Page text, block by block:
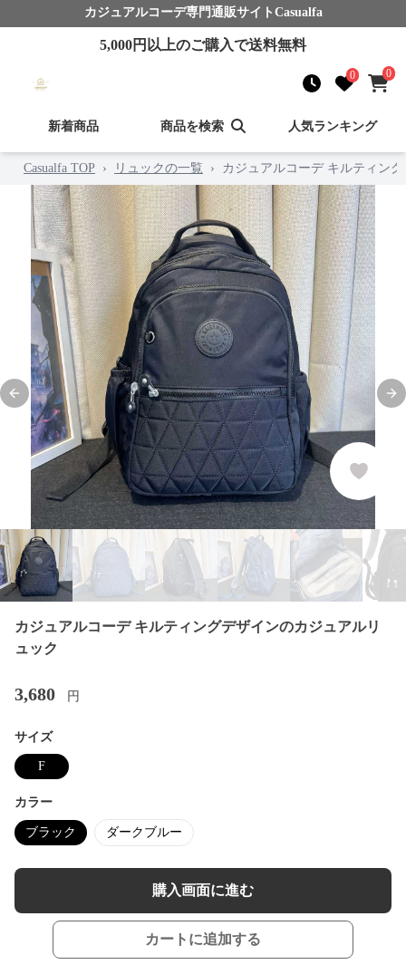
カジュアルコーデ専門通販サイト Casualfa
5,000円以上のご購入で送料無料
0 0
新着商品 商品を検索 人気ランキング
Casualfa TOP › リュックの一覧 › カジュアルコーデ キルティン
Previous slide
カジュアルコーデ キルティングデザインのカジュアルリ
ュック
3,680 円
サイズ
F
カラー
ブラック ダークブルー
購入画面に進む
カートに追加する